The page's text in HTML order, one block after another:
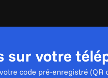
sur votre
code pré-enregistré (QR